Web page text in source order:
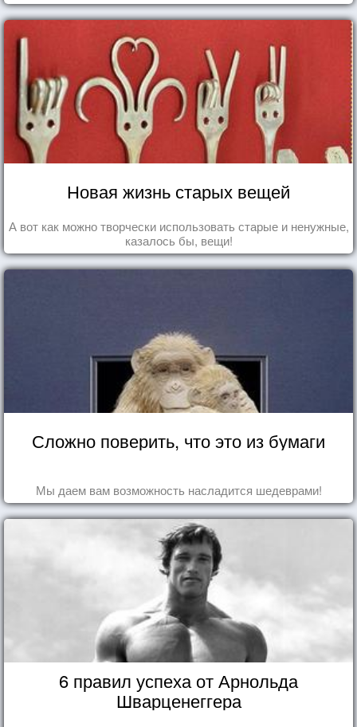
Новая жизнь старых вещей
А вот как можно творчески использовать старые и ненужные,
казалось бы, вещи!
Сложно поверить, что это из бумаги
Мы даем вам возможность насладится шедеврами!
6 правил успеха от Арнольда
Шварценеггера